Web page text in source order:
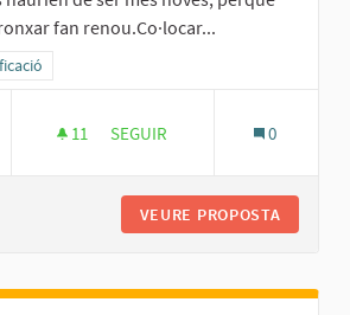
fan renou.Co·locar...
la categoria: Previst / en planificació
11 11 SEGUIDORES
SEGUIR 0
VEURE PROPOSTA